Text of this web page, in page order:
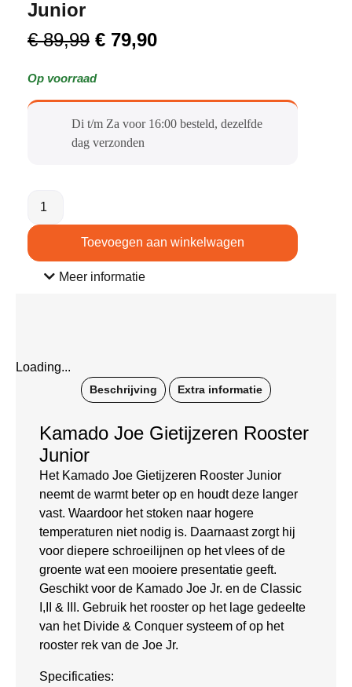
Junior
€89,99 € 79,90
Op voorraad
Di t/m Za voor 16:00 besteld, dezelfde
dag verzonden​
Toevoegen aan winkelwagen
Meer informatie
Loading...
Beschrijving Extra informatie
Kamado Joe Gietijzeren Rooster
Junior
Het Kamado Joe Gietijzeren Rooster Junior
neemt de warmt beter op en houdt deze langer
vast. Waardoor het stoken naar hogere
temperaturen niet nodig is. Daarnaast zorgt hij
voor diepere schroeilijnen op het vlees of de
groente wat een mooiere presentatie geeft.
Geschikt voor de Kamado Joe Jr. en de Classic
I,II & III. Gebruik het rooster op het lage gedeelte
van het Divide & Conquer systeem of op het
rooster rek van de Joe Jr.
Specificaties: